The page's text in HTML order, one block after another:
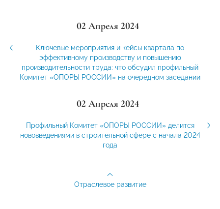
02 Апреля 2024
Ключевые мероприятия и кейсы квартала по
эффективному производству и повышению
производительности труда: что обсудил профильный
Комитет «ОПОРЫ РОССИИ» на очередном заседании
02 Апреля 2024
Профильный Комитет «ОПОРЫ РОССИИ» делится
нововведениями в строительной сфере с начала 2024
года
Отраслевое развитие